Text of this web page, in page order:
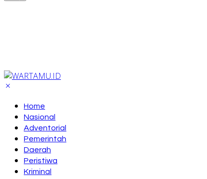
Home
Nasional
Adventorial
Pemerintah
Daerah
Peristiwa
Kriminal